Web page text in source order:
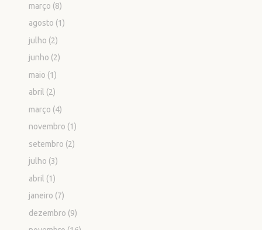
março (8)
agosto (1)
julho (2)
junho (2)
maio (1)
abril (2)
março (4)
novembro (1)
setembro (2)
julho (3)
abril (1)
janeiro (7)
dezembro (9)